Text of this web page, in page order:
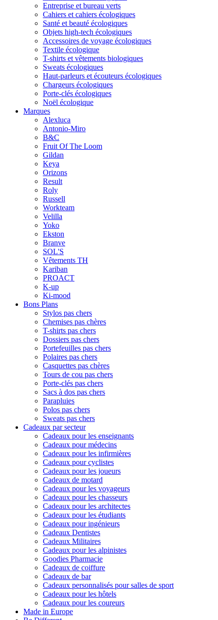
Entreprise et bureau verts
Cahiers et cahiers écologiques
Santé et beauté écologiques
Objets high-tech écologiques
Accessoires de voyage écologiques
Textile écologique
T-shirts et vêtements biologiques
Sweats écologiques
Haut-parleurs et écouteurs écologiques
Chargeurs écologiques
Porte-clés écologiques
Noël écologique
Marques
Alexluca
Antonio-Miro
B&C
Fruit Of The Loom
Gildan
Keya
Orizons
Result
Roly
Russell
Workteam
Velilla
Yoko
Ekston
Branve
SOL'S
Vêtements TH
Kariban
PROACT
K-up
Ki-mood
Bons Plans
Stylos pas chers
Chemises pas chères
T-shirts pas chers
Dossiers pas chers
Portefeuilles pas chers
Polaires pas chers
Casquettes pas chères
Tours de cou pas chers
Porte-clés pas chers
Sacs à dos pas chers
Parapluies
Polos pas chers
Sweats pas chers
Cadeaux par secteur
Cadeaux pour les enseignants
Cadeaux pour médecins
Cadeaux pour les infirmières
Cadeaux pour cyclistes
Cadeaux pour les joueurs
Cadeaux de motard
Cadeaux pour les voyageurs
Cadeaux pour les chasseurs
Cadeaux pour les architectes
Cadeaux pour les étudiants
Cadeaux pour ingénieurs
Cadeaux Dentistes
Cadeaux Militaires
Cadeaux pour les alpinistes
Goodies Pharmacie
Cadeaux de coiffure
Cadeaux de bar
Cadeaux personnalisés pour salles de sport
Cadeaux pour les hôtels
Cadeaux pour les coureurs
Made in Europe